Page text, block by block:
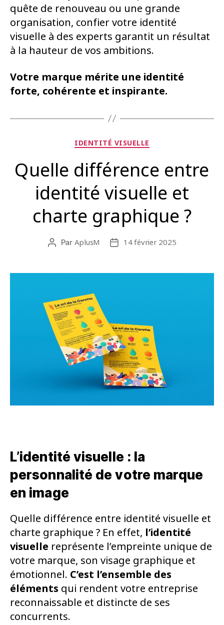
quête de renouveau ou une grande
organisation, confier votre identité
visuelle à des experts garantit un résultat
à la hauteur de vos ambitions.
Votre marque mérite une identité
forte, cohérente et inspirante.
Catégories
IDENTITÉ VISUELLE
Quelle différence entre
identité visuelle et
charte graphique ?
Auteur
Par AplusM
Date14 février 2025
L’identité visuelle : la
personnalité de votre marque
en image
Quelle différence entre identité visuelle et
charte graphique ? En effet, l’identité
visuelle représente l’empreinte unique de
votre marque, son visage graphique et
émotionnel. C’est l’ensemble des
éléments qui rendent votre entreprise
reconnaissable et distincte de ses
concurrents.